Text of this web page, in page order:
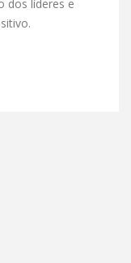
dos líderes e